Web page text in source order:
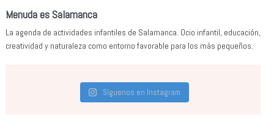
Menuda es Salamanca
La agenda de actividades infantiles de Salamanca. Ocio infantil, educación,
creatividad y naturaleza como entorno favorable para los más pequeños.
Síguenos en Instagram